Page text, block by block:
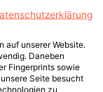
auf unserer Website.
Daneben
Fingerprints sowie
Seite besucht
zu